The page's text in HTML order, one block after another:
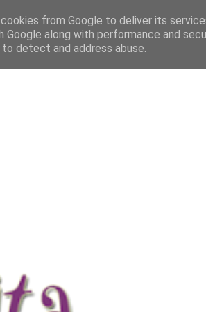
from Google to deliver its
Google along with performance and
detect and address abuse.